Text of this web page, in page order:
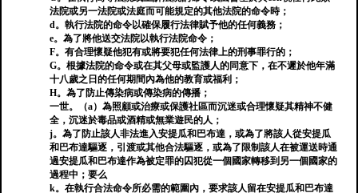
法院或另一法院或法庭而可能規定的其他法院的命令時；
d。執行法院的命令以確保履行法律賦予他的任何義務；
e。為了將他送交法院以執行法院命令；
F。有合理懷疑他犯有或將要犯任何法律上的刑事罪行的；
G。根據法院的命令或在其父母或監護人的同意下，在不遲於他年滿
十八歲之日的​​任何期間內為他的教育或福利；
H。為了防止傳染病或傳染病的傳播；
一世。（a）為照顧或治療或保護社區而沉迷或合理懷疑其精神不健
全，沉迷於毒品或酒精或無業遊民的人；
j。為了防止該人非法進入安提瓜和巴布達，或為了將該人從安提瓜
和巴布達驅逐，引渡或其他合法驅逐，或為了限制該人在被運送時通
過安提瓜和巴布達作為被定罪的囚犯從一個國家轉移到另一個國家的
過程中；要么
k。在執行合法命令所必需的範圍內，要求該人留在安提瓜和巴布達